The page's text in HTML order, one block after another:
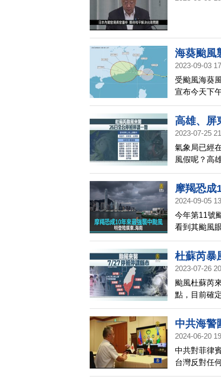
海葵颱風
2023-09-03
受颱風海葵
宣布今天下
市政府、嘉
高雄、屏
2023-07-25
氣象局已經
風假呢？高
上課。而其
常上課。
摩羯恐成
2024-09-05
今年第11號
看到其颱風
撲雷州半島
陸中國的最
杜蘇芮暴
2023-07-26
颱風杜蘇芮
點，目前確
27日停止上
停課。
中共海警
2024-06-20
中共對菲律
台灣反對任
軍事脅迫。